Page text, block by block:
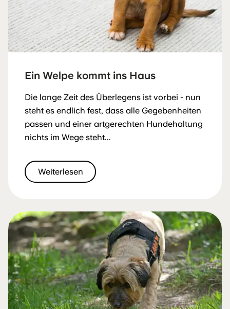
Ein Welpe kommt ins Haus
Die lange Zeit des Überlegens ist vorbei - nun
steht es endlich fest, dass alle Gegebenheiten
passen und einer artgerechten Hundehaltung
nichts im Wege steht...
Weiterlesen